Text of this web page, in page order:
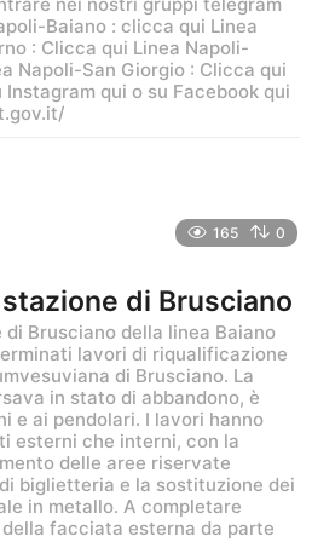
Baiano : clicca qui Linea
: Clicca qui Linea Napoli-
Napoli-San Giorgio : Clicca qui
qui o su Facebook qui
165 0
di Brusciano
Brusciano della linea Baiano
lavori di riqualificazione
di Brusciano. La
in stato di abbandono, è
e ai pendolari. I lavori hanno
esterni che interni, con la
delle aree riservate
biglietteria e la sostituzione dei
in metallo. A completare
della facciata esterna da parte